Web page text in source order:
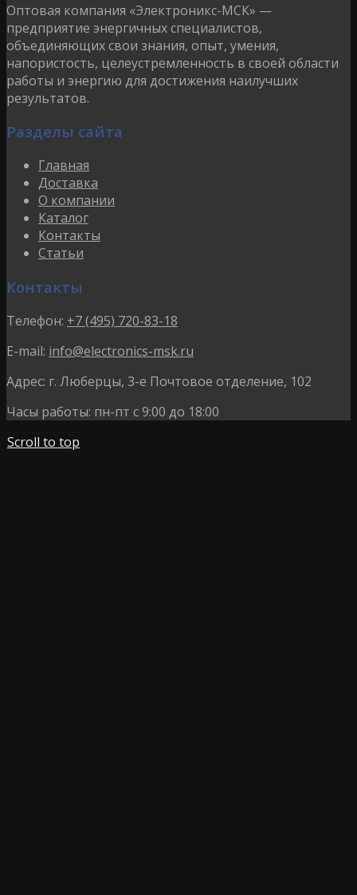
Оптовая компания «Электроникс-МСК» —
предприятие энергичных специалистов,
объединяющих свои знания, опыт, умения,
напористость, целеустремленность в своей области
работы и энергию для достижения наилучших
результатов.
Разделы сайта
Главная
Доставка
О компании
Каталог
Контакты
Статьи
Контакты
Телефон: +7 (495) 720-83-18
E-mail: info@electronics-msk.ru
Адрес: г. Люберцы, 3-е Почтовое отделение, 102
Часы работы: пн-пт с 9:00 до 18:00
Scroll to top